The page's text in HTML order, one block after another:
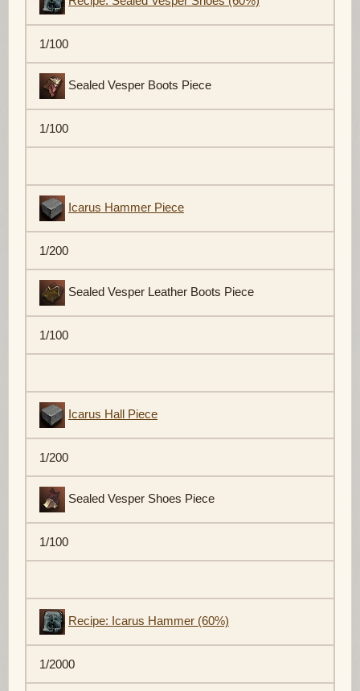
1/100
Sealed Vesper Boots Piece
1/100
Icarus Hammer Piece
1/200
Sealed Vesper Leather Boots Piece
1/100
Icarus Hall Piece
1/200
Sealed Vesper Shoes Piece
1/100
Recipe: Icarus Hammer (60%)
1/2000